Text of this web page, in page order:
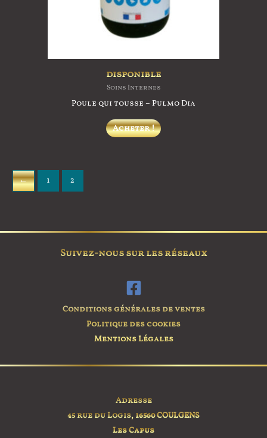
disponible
Soins Internes
Poule qui tousse – Pulmo Dia
Acheter !
← 1 2
Suivez-nous sur les réseaux
Conditions générales de ventes
Politique des cookies
Mentions Légales
Adresse
45 rue du Logis, 16560 COULGENS
Les Capus